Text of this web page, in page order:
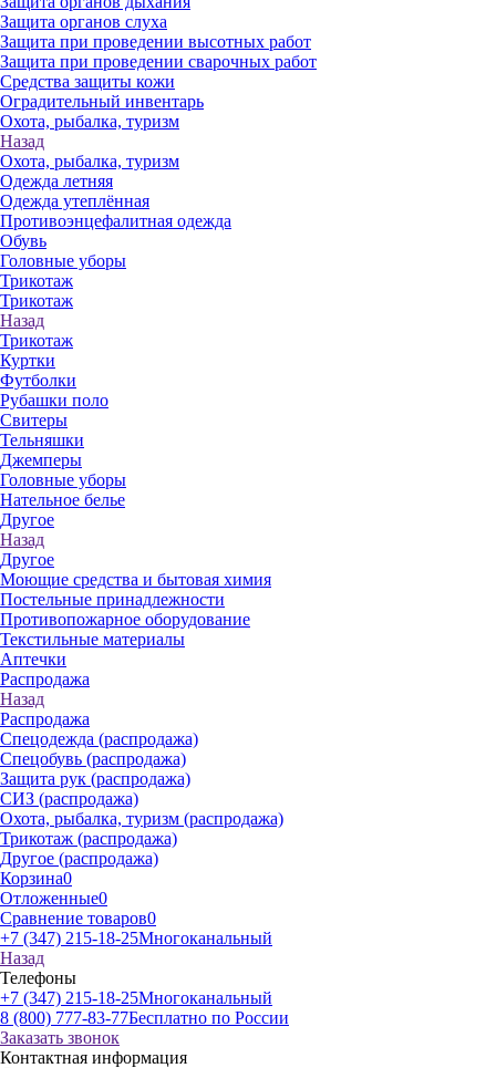
Защита органов слуха
Защита при проведении высотных работ
Защита при проведении сварочных работ
Средства защиты кожи
Оградительный инвентарь
Охота, рыбалка, туризм
Назад
Охота, рыбалка, туризм
Одежда летняя
Одежда утеплённая
Противоэнцефалитная одежда
Обувь
Головные уборы
Трикотаж
Трикотаж
Назад
Трикотаж
Куртки
Футболки
Рубашки поло
Свитеры
Тельняшки
Джемперы
Головные уборы
Нательное белье
Другое
Назад
Другое
Моющие средства и бытовая химия
Постельные принадлежности
Противопожарное оборудование
Текстильные материалы
Аптечки
Распродажа
Назад
Распродажа
Спецодежда (распродажа)
Спецобувь (распродажа)
Защита рук (распродажа)
СИЗ (распродажа)
Охота, рыбалка, туризм (распродажа)
Трикотаж (распродажа)
Другое (распродажа)
Корзина0
Отложенные0
Сравнение товаров0
+7 (347) 215-18-25Многоканальный
Назад
Телефоны
+7 (347) 215-18-25Многоканальный
8 (800) 777-83-77Бесплатно по России
Заказать звонок
Контактная информация